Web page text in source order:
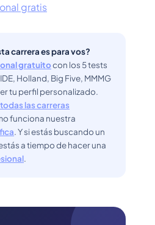
gratis
carrera es para vos?
gratuitocon los 5 tests
Holland, Big Five, MMMG
tu perfil personalizado.
las carreras
funciona nuestra
. Y si estás buscando un
a tiempo de hacer una
.